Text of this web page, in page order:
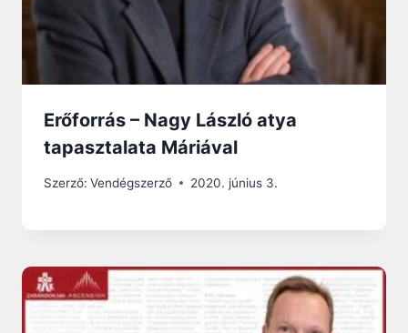
Erőforrás – Nagy László atya
tapasztalata Máriával
Szerző: Vendégszerző 2020. június 3.